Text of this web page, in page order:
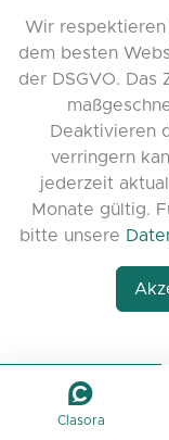
Clasora
Release Notes
© 2026
Wir respektieren
dem besten
der DSGVO. Das
Deaktivieren
verringern
jederzeit
Monate gültig.
bitte unsere